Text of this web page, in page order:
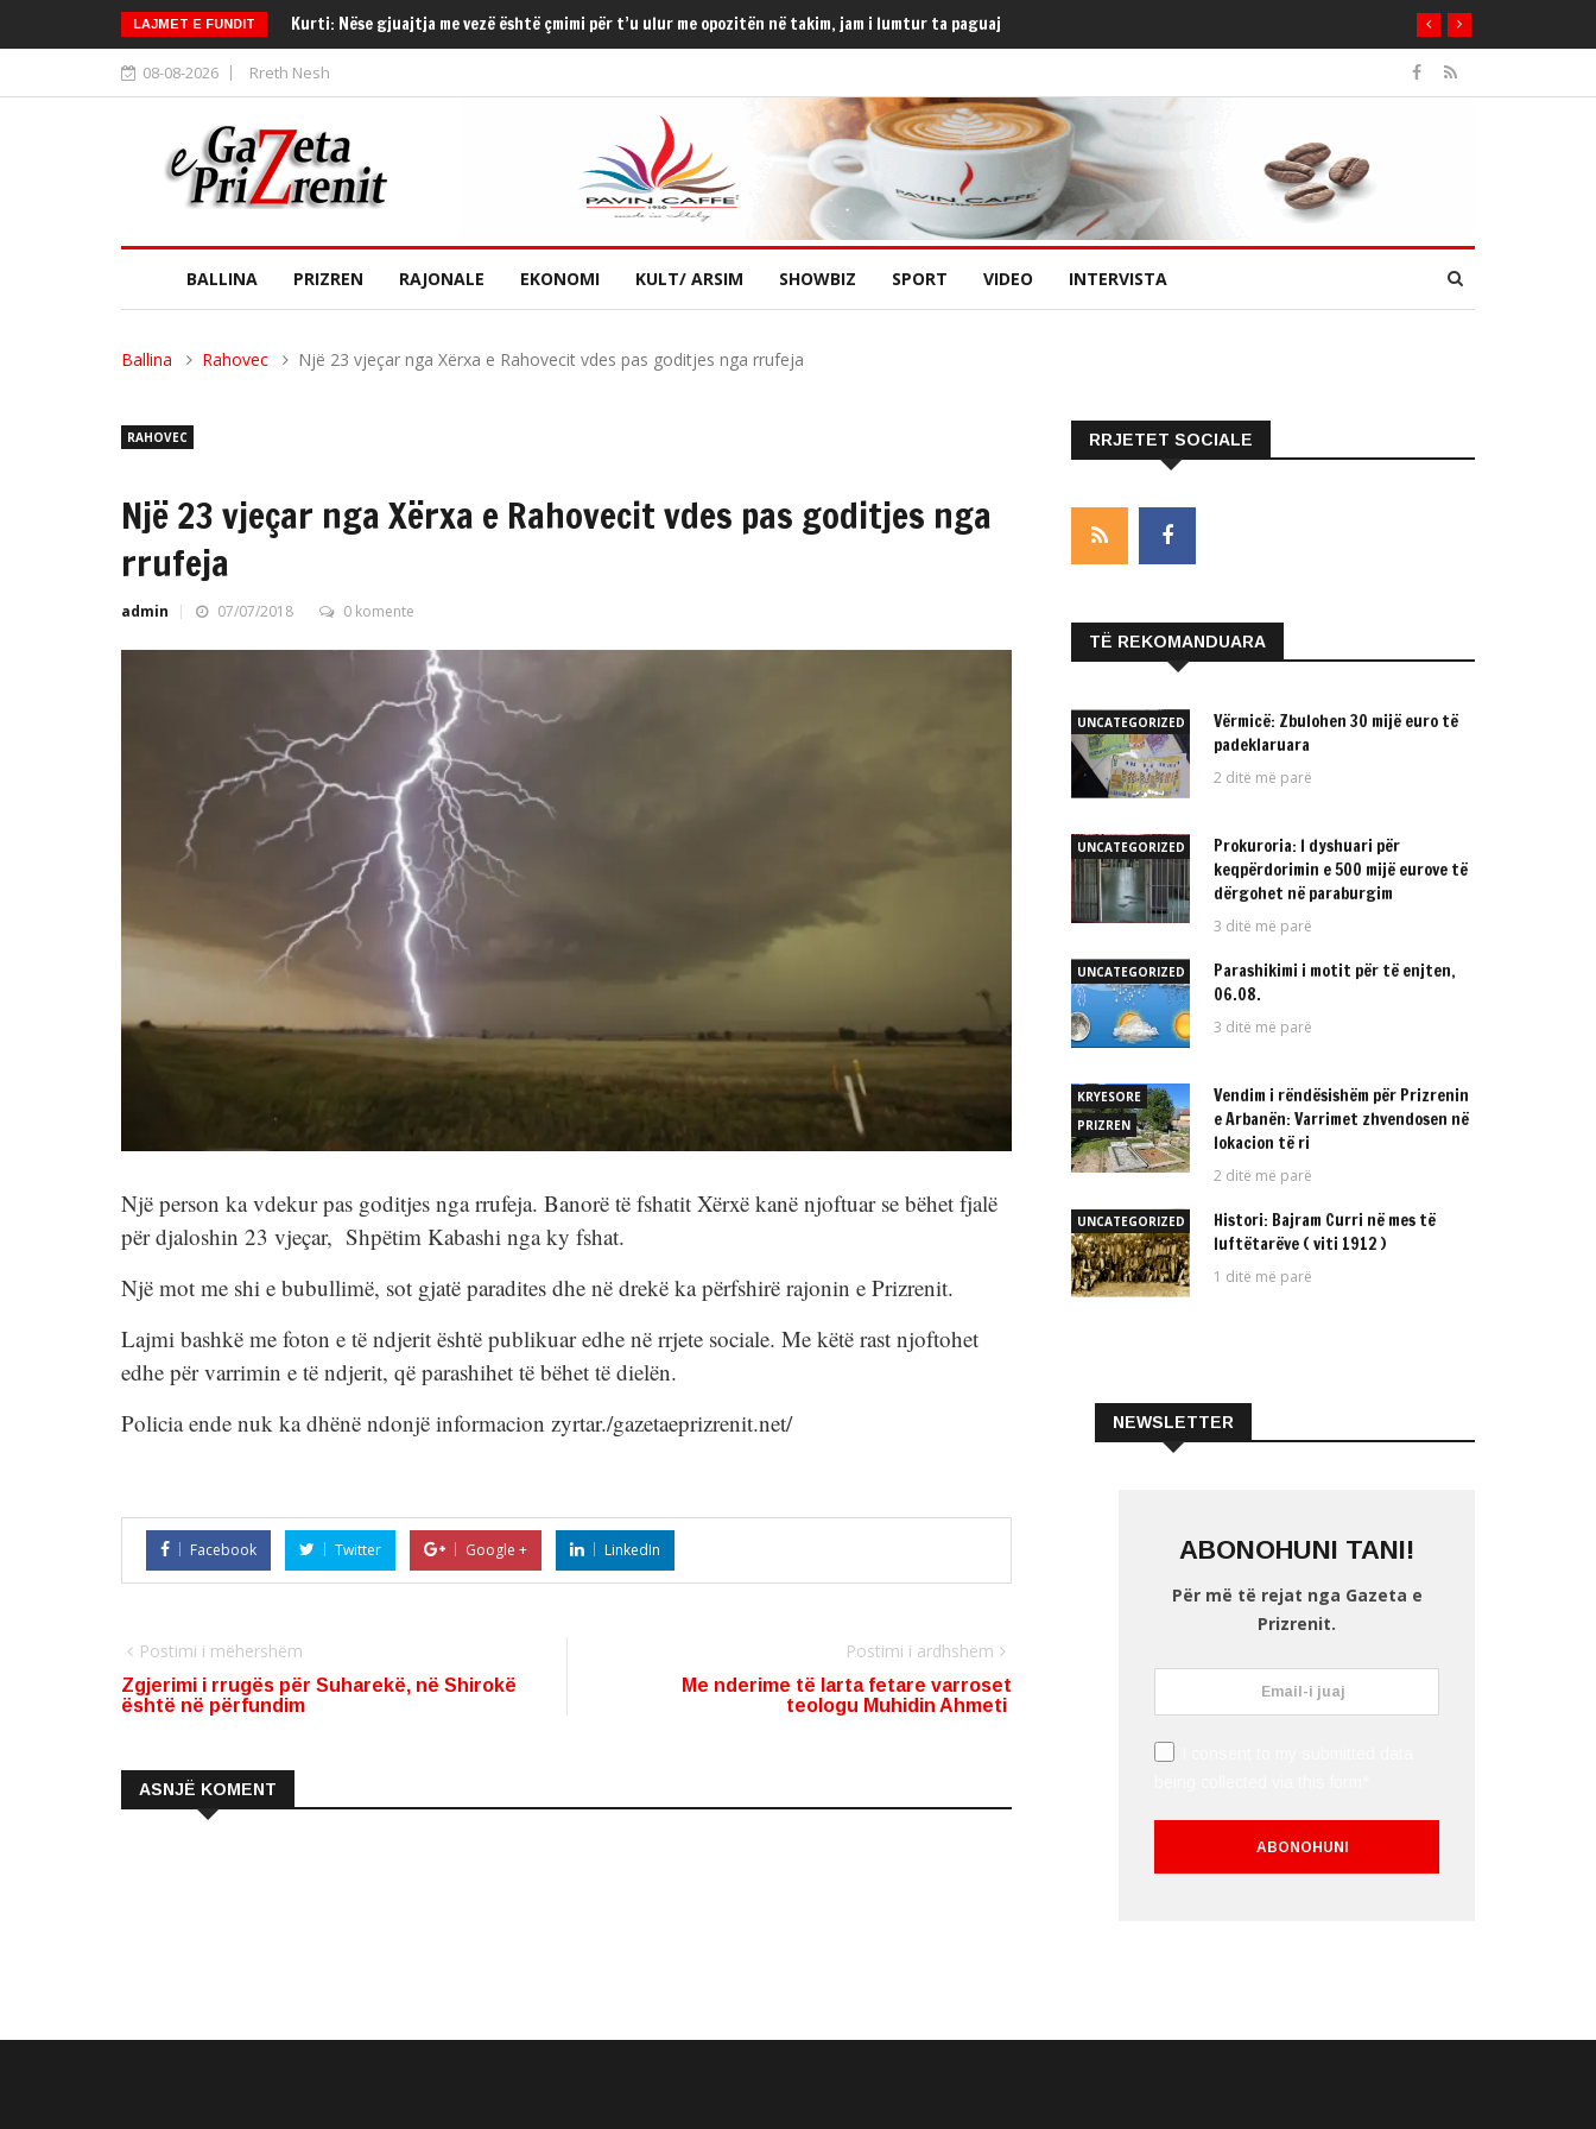
LAJMET E FUNDIT Kurti: Nëse gjuajtja me vezë është çmimi për t’u ulur me opozitën në takim, jam i lumtur ta paguaj
08-08-2026 Rreth Nesh
BALLINA PRIZREN RAJONALE EKONOMI KULT/ ARSIM SHOWBIZ SPORT VIDEO INTERVISTA
Ballina Rahovec Një 23 vjeçar nga Xërxa e Rahovecit vdes pas goditjes nga rrufeja
RAHOVEC
Një 23 vjeçar nga Xërxa e Rahovecit vdes pas goditjes nga
rrufeja
admin 07/07/2018 0 komente
Një person ka vdekur pas goditjes nga rrufeja. Banorë të fshatit Xërxë kanë njoftuar se bëhet fjalë
për djaloshin 23 vjeçar, Shpëtim Kabashi nga ky fshat.
Një mot me shi e bubullimë, sot gjatë paradites dhe në drekë ka përfshirë rajonin e Prizrenit.
Lajmi bashkë me foton e të ndjerit është publikuar edhe në rrjete sociale. Me këtë rast njoftohet
edhe për varrimin e të ndjerit, që parashihet të bëhet të dielën.
Policia ende nuk ka dhënë ndonjë informacion zyrtar./gazetaeprizrenit.net/
Facebook Twitter Google + LinkedIn
Postimi i mëhershëm
Zgjerimi i rrugës për Suharekë, në Shirokë
është në përfundim
Postimi i ardhshëm
Me nderime të larta fetare varroset
teologu Muhidin Ahmeti
ASNJË KOMENT
RRJETET SOCIALE
TË REKOMANDUARA
UNCATEGORIZED
Vërmicë: Zbulohen 30 mijë euro të
padeklaruara
2 ditë më parë
UNCATEGORIZED
Prokuroria: I dyshuari për
keqpërdorimin e 500 mijë eurove të
dërgohet në paraburgim
3 ditë më parë
UNCATEGORIZED
Parashikimi i motit për të enjten,
06.08.
3 ditë më parë
KRYESORE
PRIZREN
Vendim i rëndësishëm për Prizrenin
e Arbanën: Varrimet zhvendosen në
lokacion të ri
2 ditë më parë
UNCATEGORIZED
Histori: Bajram Curri në mes të
luftëtarëve ( viti 1912 )
1 ditë më parë
NEWSLETTER
ABONOHUNI TANI!
Për më të rejat nga Gazeta e
Prizrenit.